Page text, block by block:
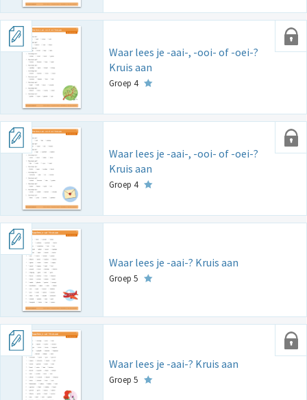
Waar lees je -aai-, -ooi- of -oei-?
Kruis aan
Groep 4
Waar lees je -aai-, -ooi- of -oei-?
Kruis aan
Groep 4
Waar lees je -aai-? Kruis aan
Groep 5
Waar lees je -aai-? Kruis aan
Groep 5